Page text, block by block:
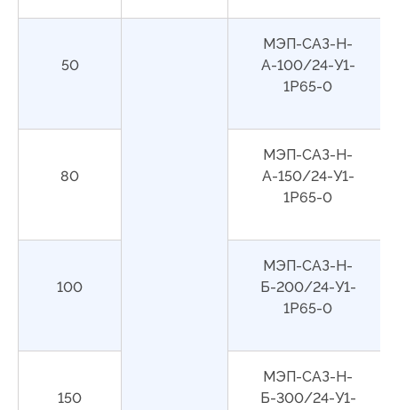
50
МЭП-САЗ-Н-
А-100/24-У1-
1Р65-0
80
МЭП-САЗ-Н-
А-150/24-У1-
1Р65-0
100
МЭП-САЗ-Н-
Б-200/24-У1-
1Р65-0
150
МЭП-САЗ-Н-
Б-300/24-У1-